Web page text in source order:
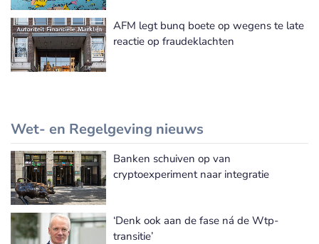
AFM legt bunq boete op wegens te late
reactie op fraudeklachten
Wet- en Regelgeving nieuws
Meer Wet- en Regelgeving nieuws
Banken schuiven op van
cryptoexperiment naar integratie
‘Denk ook aan de fase ná de Wtp-
transitie’